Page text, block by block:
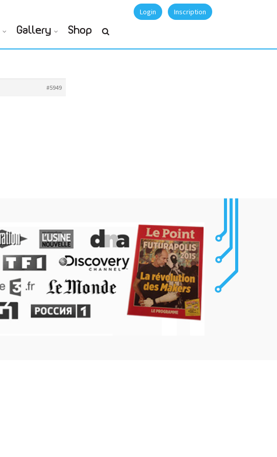
Login Inscription
Gallery Shop
#5949